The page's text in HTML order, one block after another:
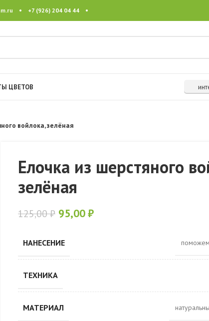
• +7 (926) 204 04 44 •
ЦВЕТОВ
войлока, зелёная
Елочка из шерстяного
зелёная
125,00₽ 95,00₽
НАНЕСЕНИЕ
ТЕХНИКА
МАТЕРИАЛ